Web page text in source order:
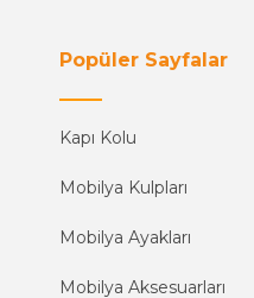
Popüler Sayfalar
Kapı Kolu
Mobilya Kulpları
Mobilya Ayakları
Mobilya Aksesuarları